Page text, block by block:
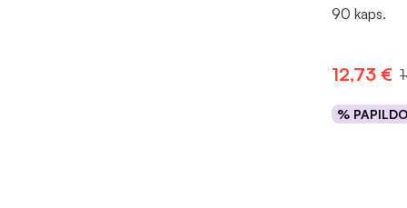
90 kaps.
12,73 €
%
Į